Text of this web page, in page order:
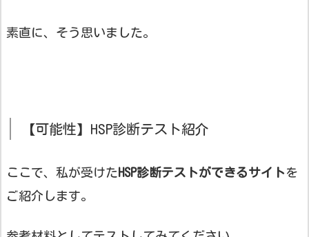
素直に、そう思いました。
【可能性】HSP診断テスト紹介
ここで、私が受けた HSP診断テストができるサイト を
ご紹介します。